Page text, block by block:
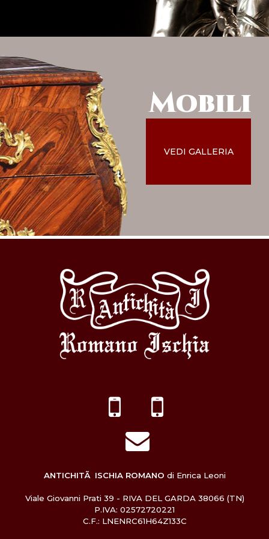
Mobili
VEDI GALLERIA
ANTICHITÃ ISCHIA ROMANO di Enrica Leoni
Viale Giovanni Prati 39 - RIVA DEL GARDA 38066 (TN)
P.IVA: 02572720221
C.F.: LNENRC61H64Z133C